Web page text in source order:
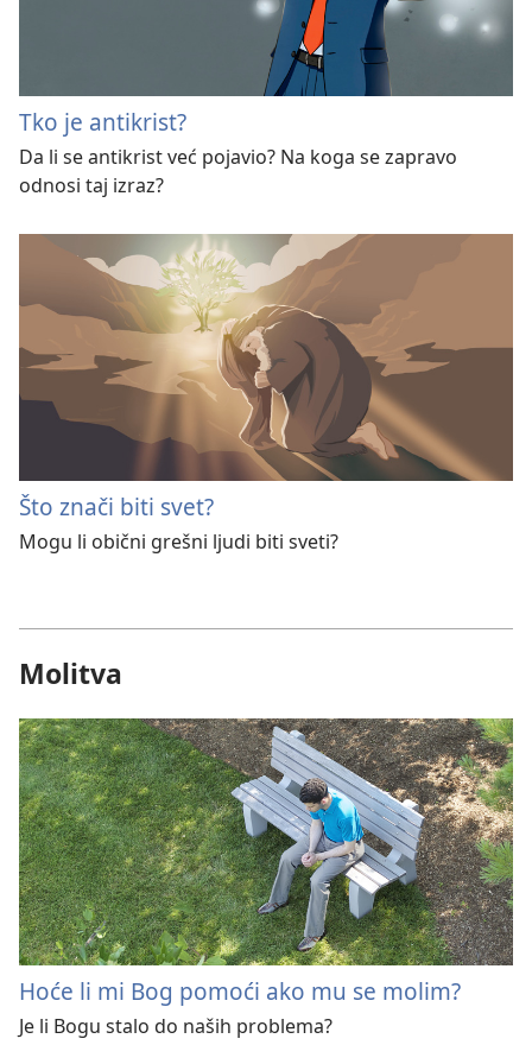
Tko je antikrist?
Da li se antikrist već pojavio? Na koga se zapravo
odnosi taj izraz?
Što znači biti svet?
Mogu li obični grešni ljudi biti sveti?
Molitva
Hoće li mi Bog pomoći ako mu se molim?
Je li Bogu stalo do naših problema?